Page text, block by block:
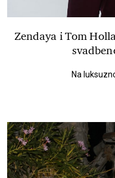
Zendaya i Tom
Na